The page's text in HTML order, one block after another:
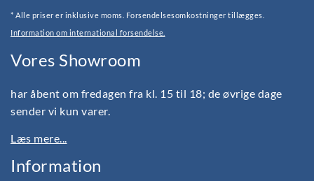
* Alle priser er inklusive moms. Forsendelsesomkostninger tillægges.
Information om international forsendelse.
Vores Showroom
har åbent om fredagen fra kl. 15 til 18; de øvrige dage
sender vi kun varer.
Læs mere...
Information